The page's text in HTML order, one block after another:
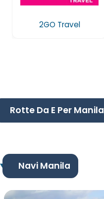
2GO Travel
Rotte Da E Per Manila
Navi Manila